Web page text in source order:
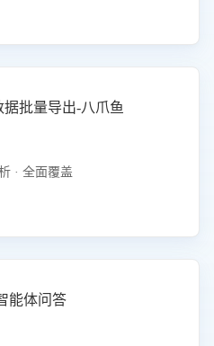
批量导出-八爪鱼
· 全面覆盖
能体问答